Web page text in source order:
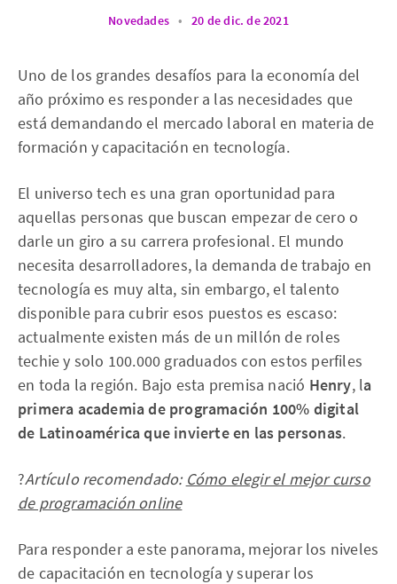
Novedades • 20 de dic. de 2021
Uno de los grandes desafíos para la economía del
año próximo es responder a las necesidades que
está demandando el mercado laboral en materia de
formación y capacitación en tecnología.
El universo tech es una gran oportunidad para
aquellas personas que buscan empezar de cero o
darle un giro a su carrera profesional. El mundo
necesita desarrolladores, la demanda de trabajo en
tecnología es muy alta, sin embargo, el talento
disponible para cubrir esos puestos es escaso:
actualmente existen más de un millón de roles
techie y solo 100.000 graduados con estos perfiles
en toda la región. Bajo esta premisa nació Henry, la
primera academia de programación 100% digital
de Latinoamérica que invierte en las personas.
?Artículo recomendado: Cómo elegir el mejor curso
de programación online
Para responder a este panorama, mejorar los niveles
de capacitación en tecnología y superar los